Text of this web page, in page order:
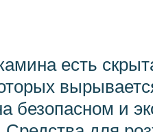
есть
безопасном и